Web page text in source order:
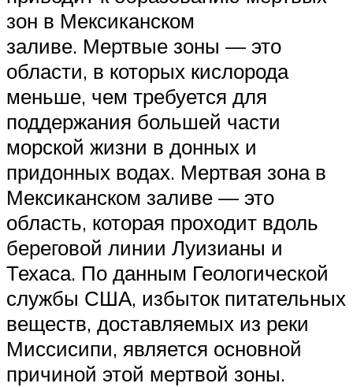
зон в Мексиканском
заливе. Мертвые зоны — это
области, в которых кислорода
меньше, чем требуется для
поддержания большей части
морской жизни в донных и
придонных водах. Мертвая зона в
Мексиканском заливе — это
область, которая проходит вдоль
береговой линии Луизианы и
Техаса. По данным Геологической
службы США, избыток питательных
веществ, доставляемых из реки
Миссисипи, является основной
причиной этой мертвой зоны.